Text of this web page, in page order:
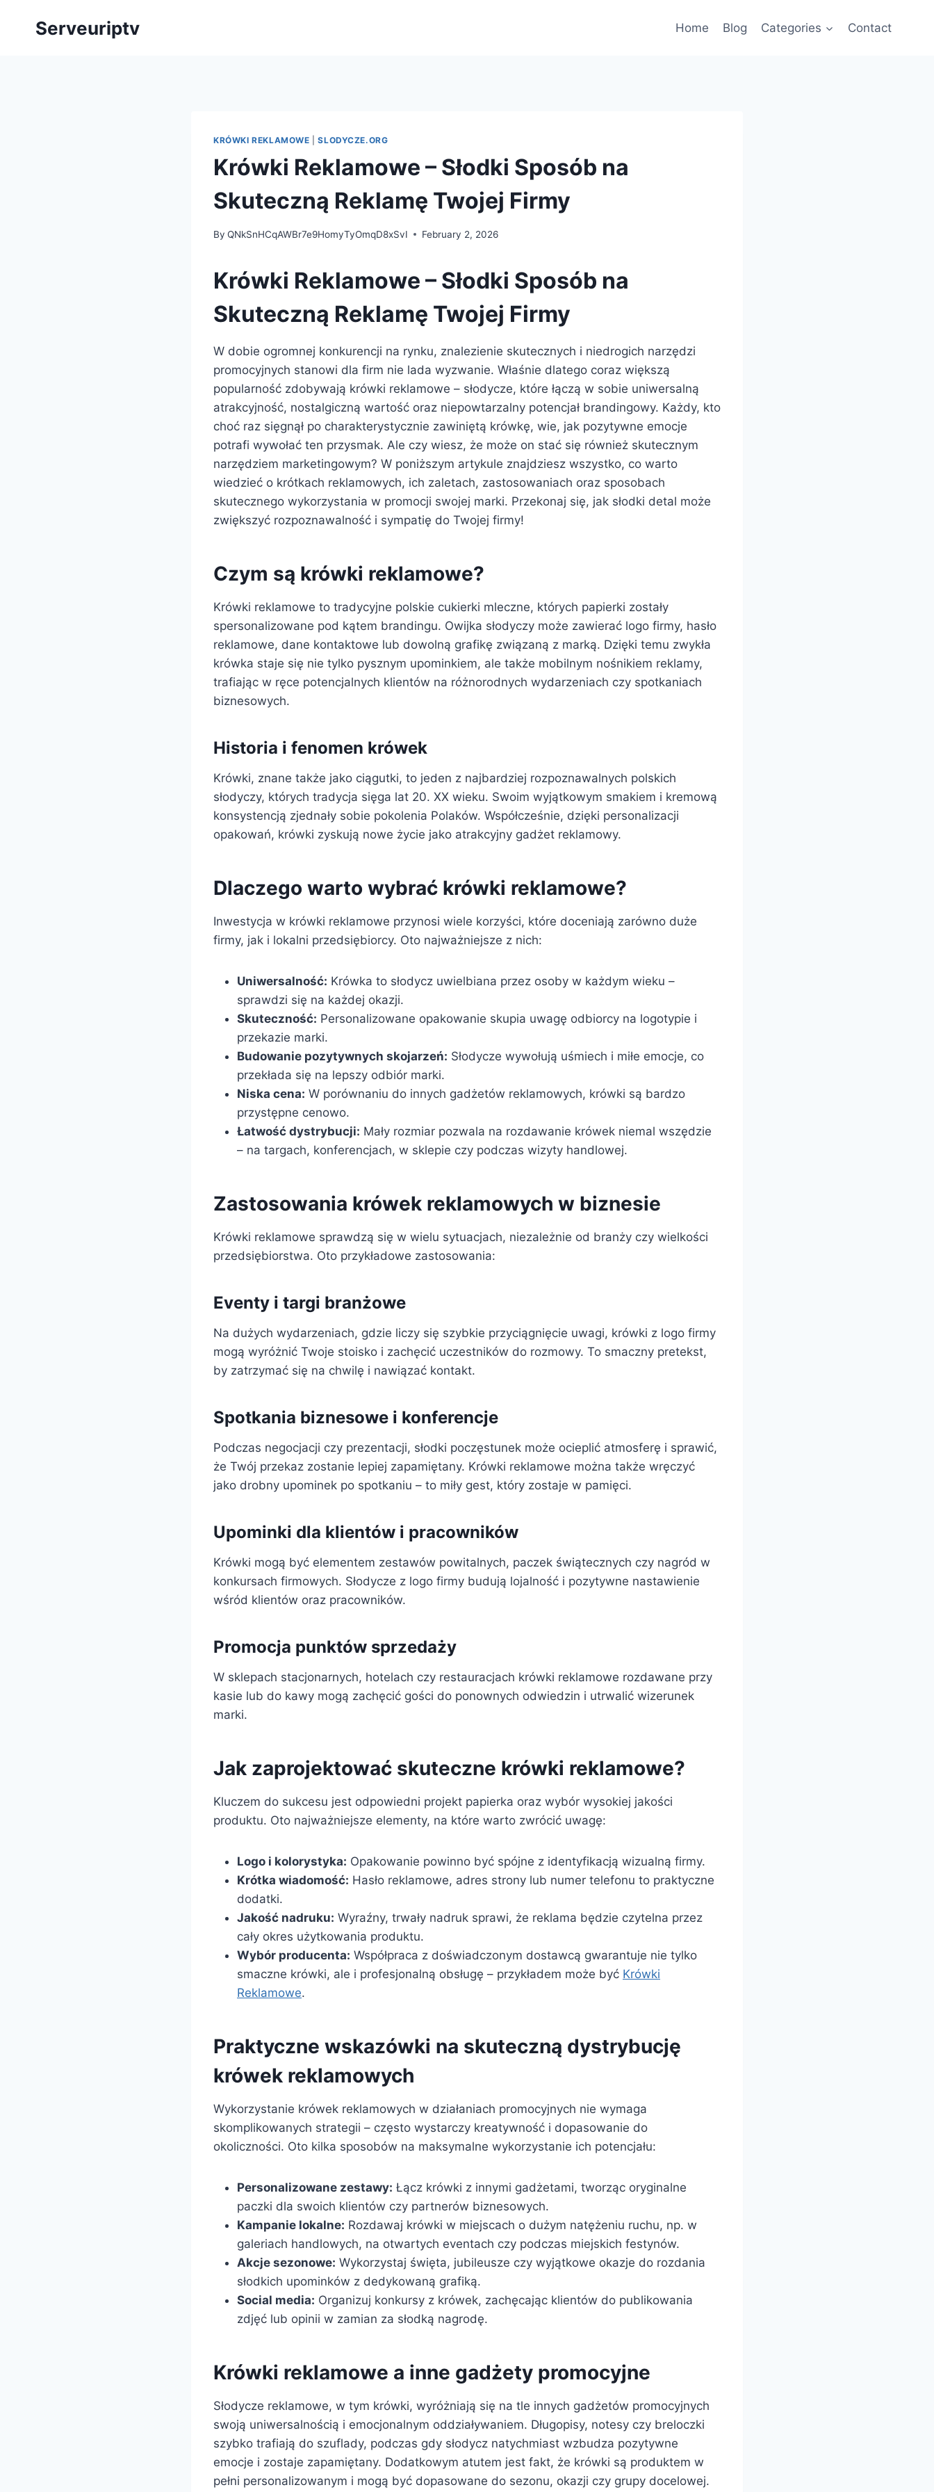
Serveuriptv Home Blog Categories Contact
KRÓWKI REKLAMOWE |SLODYCZE.ORG
Krówki Reklamowe – Słodki Sposób na
Skuteczną Reklamę Twojej Firmy
By QNkSnHCqAWBr7e9HomyTyOmqD8xSvI February 2, 2026
Krówki Reklamowe – Słodki Sposób na
Skuteczną Reklamę Twojej Firmy
W dobie ogromnej konkurencji na rynku, znalezienie skutecznych i niedrogich narzędzi
promocyjnych stanowi dla firm nie lada wyzwanie. Właśnie dlatego coraz większą
popularność zdobywają krówki reklamowe – słodycze, które łączą w sobie uniwersalną
atrakcyjność, nostalgiczną wartość oraz niepowtarzalny potencjał brandingowy. Każdy, kto
choć raz sięgnął po charakterystycznie zawiniętą krówkę, wie, jak pozytywne emocje
potrafi wywołać ten przysmak. Ale czy wiesz, że może on stać się również skutecznym
narzędziem marketingowym? W poniższym artykule znajdziesz wszystko, co warto
wiedzieć o krótkach reklamowych, ich zaletach, zastosowaniach oraz sposobach
skutecznego wykorzystania w promocji swojej marki. Przekonaj się, jak słodki detal może
zwiększyć rozpoznawalność i sympatię do Twojej firmy!
Czym są krówki reklamowe?
Krówki reklamowe to tradycyjne polskie cukierki mleczne, których papierki zostały
spersonalizowane pod kątem brandingu. Owijka słodyczy może zawierać logo firmy, hasło
reklamowe, dane kontaktowe lub dowolną grafikę związaną z marką. Dzięki temu zwykła
krówka staje się nie tylko pysznym upominkiem, ale także mobilnym nośnikiem reklamy,
trafiając w ręce potencjalnych klientów na różnorodnych wydarzeniach czy spotkaniach
biznesowych.
Historia i fenomen krówek
Krówki, znane także jako ciągutki, to jeden z najbardziej rozpoznawalnych polskich
słodyczy, których tradycja sięga lat 20. XX wieku. Swoim wyjątkowym smakiem i kremową
konsystencją zjednały sobie pokolenia Polaków. Współcześnie, dzięki personalizacji
opakowań, krówki zyskują nowe życie jako atrakcyjny gadżet reklamowy.
Dlaczego warto wybrać krówki reklamowe?
Inwestycja w krówki reklamowe przynosi wiele korzyści, które doceniają zarówno duże
firmy, jak i lokalni przedsiębiorcy. Oto najważniejsze z nich:
Uniwersalność: Krówka to słodycz uwielbiana przez osoby w każdym wieku –
sprawdzi się na każdej okazji.
Skuteczność: Personalizowane opakowanie skupia uwagę odbiorcy na logotypie i
przekazie marki.
Budowanie pozytywnych skojarzeń: Słodycze wywołują uśmiech i miłe emocje, co
przekłada się na lepszy odbiór marki.
Niska cena: W porównaniu do innych gadżetów reklamowych, krówki są bardzo
przystępne cenowo.
Łatwość dystrybucji: Mały rozmiar pozwala na rozdawanie krówek niemal wszędzie
– na targach, konferencjach, w sklepie czy podczas wizyty handlowej.
Zastosowania krówek reklamowych w biznesie
Krówki reklamowe sprawdzą się w wielu sytuacjach, niezależnie od branży czy wielkości
przedsiębiorstwa. Oto przykładowe zastosowania:
Eventy i targi branżowe
Na dużych wydarzeniach, gdzie liczy się szybkie przyciągnięcie uwagi, krówki z logo firmy
mogą wyróżnić Twoje stoisko i zachęcić uczestników do rozmowy. To smaczny pretekst,
by zatrzymać się na chwilę i nawiązać kontakt.
Spotkania biznesowe i konferencje
Podczas negocjacji czy prezentacji, słodki poczęstunek może ocieplić atmosferę i sprawić,
że Twój przekaz zostanie lepiej zapamiętany. Krówki reklamowe można także wręczyć
jako drobny upominek po spotkaniu – to miły gest, który zostaje w pamięci.
Upominki dla klientów i pracowników
Krówki mogą być elementem zestawów powitalnych, paczek świątecznych czy nagród w
konkursach firmowych. Słodycze z logo firmy budują lojalność i pozytywne nastawienie
wśród klientów oraz pracowników.
Promocja punktów sprzedaży
W sklepach stacjonarnych, hotelach czy restauracjach krówki reklamowe rozdawane przy
kasie lub do kawy mogą zachęcić gości do ponownych odwiedzin i utrwalić wizerunek
marki.
Jak zaprojektować skuteczne krówki reklamowe?
Kluczem do sukcesu jest odpowiedni projekt papierka oraz wybór wysokiej jakości
produktu. Oto najważniejsze elementy, na które warto zwrócić uwagę:
Logo i kolorystyka: Opakowanie powinno być spójne z identyfikacją wizualną firmy.
Krótka wiadomość: Hasło reklamowe, adres strony lub numer telefonu to praktyczne
dodatki.
Jakość nadruku: Wyraźny, trwały nadruk sprawi, że reklama będzie czytelna przez
cały okres użytkowania produktu.
Wybór producenta: Współpraca z doświadczonym dostawcą gwarantuje nie tylko
smaczne krówki, ale i profesjonalną obsługę – przykładem może być Krówki
Reklamowe.
Praktyczne wskazówki na skuteczną dystrybucję
krówek reklamowych
Wykorzystanie krówek reklamowych w działaniach promocyjnych nie wymaga
skomplikowanych strategii – często wystarczy kreatywność i dopasowanie do
okoliczności. Oto kilka sposobów na maksymalne wykorzystanie ich potencjału:
Personalizowane zestawy: Łącz krówki z innymi gadżetami, tworząc oryginalne
paczki dla swoich klientów czy partnerów biznesowych.
Kampanie lokalne: Rozdawaj krówki w miejscach o dużym natężeniu ruchu, np. w
galeriach handlowych, na otwartych eventach czy podczas miejskich festynów.
Akcje sezonowe: Wykorzystaj święta, jubileusze czy wyjątkowe okazje do rozdania
słodkich upominków z dedykowaną grafiką.
Social media: Organizuj konkursy z krówek, zachęcając klientów do publikowania
zdjęć lub opinii w zamian za słodką nagrodę.
Krówki reklamowe a inne gadżety promocyjne
Słodycze reklamowe, w tym krówki, wyróżniają się na tle innych gadżetów promocyjnych
swoją uniwersalnością i emocjonalnym oddziaływaniem. Długopisy, notesy czy breloczki
szybko trafiają do szuflady, podczas gdy słodycz natychmiast wzbudza pozytywne
emocje i zostaje zapamiętany. Dodatkowym atutem jest fakt, że krówki są produktem w
pełni personalizowanym i mogą być dopasowane do sezonu, okazji czy grupy docelowej.